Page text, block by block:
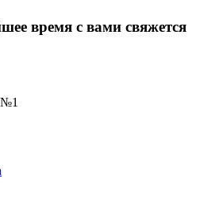
время с вами свяжется
№1